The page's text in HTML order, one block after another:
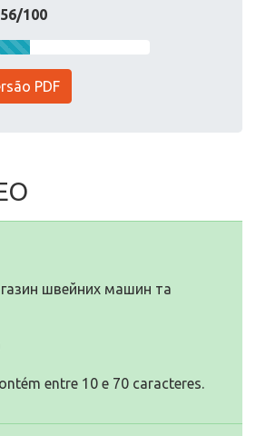
100
PDF
швейних машин та
entre 10 e 70 caracteres.